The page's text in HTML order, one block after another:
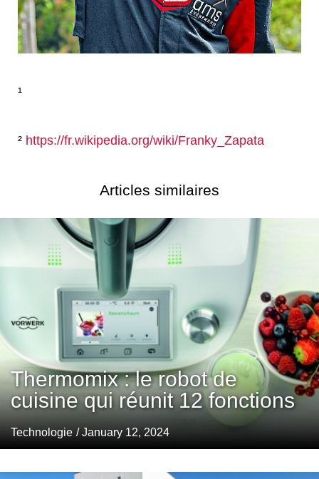
¹
² https://fr.wikipedia.org/wiki/Franky_Zapata
Articles similaires
Thermomix : le robot de
cuisine qui réunit 12 fonctions
Technologie / January 12, 2024